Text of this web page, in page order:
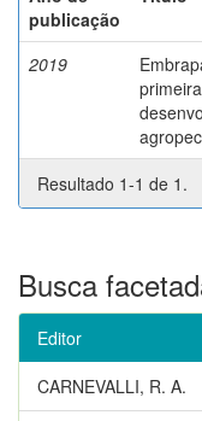
publicação
2019
Resultado 1-1 de 1.
Busca
Editor
CARNEVALLI, R. A.